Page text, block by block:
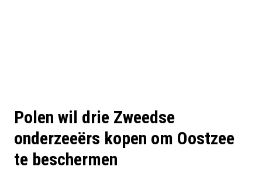
Polen wil drie Zweedse
onderzeeërs kopen om Oostzee
te beschermen